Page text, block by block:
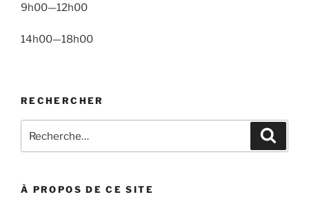
9h00—12h00
14h00—18h00
RECHERCHER
pour
À PROPOS DE CE SITE